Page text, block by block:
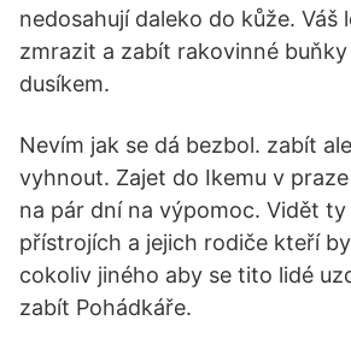
nedosahují daleko do kůže. Váš
zmrazit a zabít rakovinné
dusíkem.
Nevím jak se dá bezbol. zabít
vyhnout. Zajet do Ikemu v
na pár dní na výpomoc. Vidět ty
přístrojích a jejich rodiče kteří
cokoliv jiného aby se tito lidé
zabít Pohádkáře.